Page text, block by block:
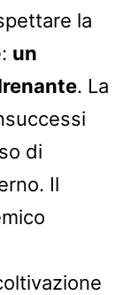
la
un
. La
di
Il